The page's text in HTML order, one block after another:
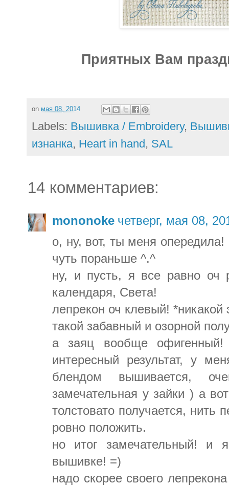
Приятных Вам
on мая 08, 2014
Labels: Вышивка / Embroidery,
изнанка, Heart in hand, SAL
14 комментариев:
mononoke четверг, мая 08,
о, ну, вот, ты меня
чуть пораньше ^.^
ну, и пусть, я все равно оч
календаря, Света!
лепрекон оч клевый!
такой забавный и озорной
а заяц вообще
интересный результат, у
блендом вышивается,
замечательная у зайки ) а
толстовато получается, нить
ровно положить.
но итог замечательный! и
вышивке! =)
надо скорее своего